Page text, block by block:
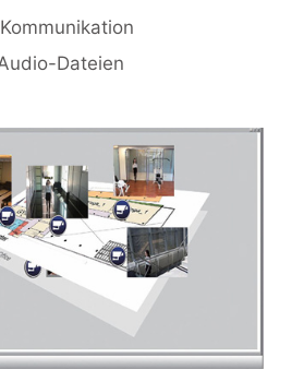
Dateien